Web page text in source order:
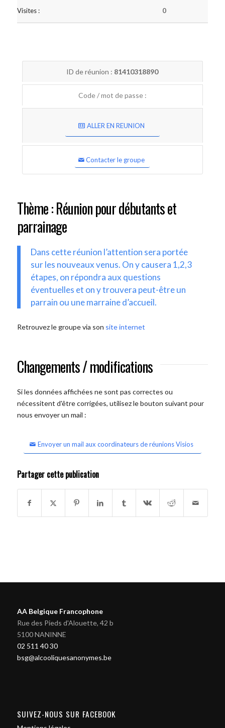
Visites : 0
ID de réunion : 81410318890
Code / mot de passe :
ALLER EN REUNION
Contacter le groupe
Thème : Réunion pour débutants et
parrainage
Dans cette réunion l’attention sera portée
sur les nouveaux venus. On y causera 1,2,3
étapes, on répondra aux questions
éventuelles et on y trouvera peut-être un
parrain ou une marraine d’accueil.
Retrouvez le groupe via son site internet
Changements / modifications
Si les données affichées ne sont pas correctes ou
nécessitent d'être corrigées, utilisez le bouton suivant pour
nous envoyer un mail :
Envoyer un mail aux coordinateurs de réunions Visios
Partager cette publication
AA Belgique Francophone
Rue des Pieds d'Alouette, 42 b
5100 NANINNE
02 511 40 30
bsg@alcooliquesanonymes.be
SUIVEZ-NOUS SUR FACEBOOK